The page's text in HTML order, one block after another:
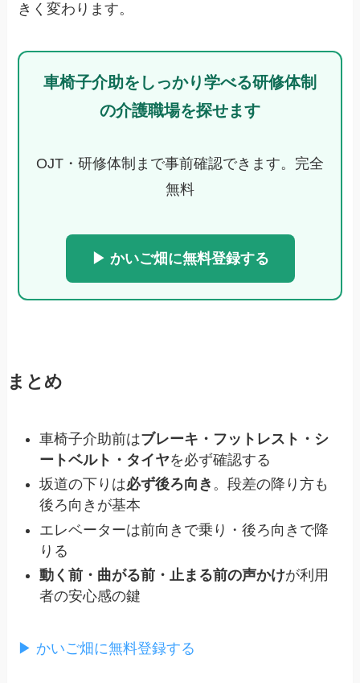
きく変わります。
車椅子介助をしっかり学べる研修体制
の介護職場を探せます
OJT・研修体制まで事前確認できます。完全
無料
▶ かいご畑に無料登録する
まとめ
車椅子介助前はブレーキ・フットレスト・シ
ートベルト・タイヤを必ず確認する
坂道の下りは必ず後ろ向き 。段差の降り方も
後ろ向きが基本
エレベーターは前向きで乗り・後ろ向きで降
りる
動く前・曲がる前・止まる前の声かけが利用
者の安心感の鍵
▶ かいご畑に無料登録する